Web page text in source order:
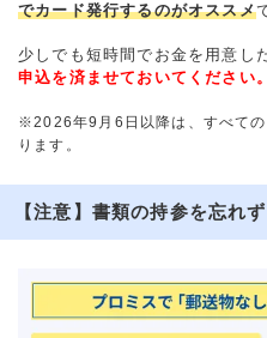
でカード発行するのがオススメ
少しでも短時間でお金を用意し
申込を済ませておいてください。
※2026年9月6日以降は、すべて
ります。
【注意】書類の持参を忘れ